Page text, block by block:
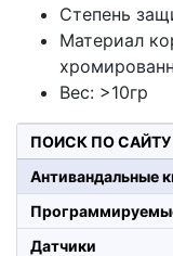
Степень
Материал
Вес: >10гр
ПОИСК ПО САЙТУ
Антивандальные
Датчики